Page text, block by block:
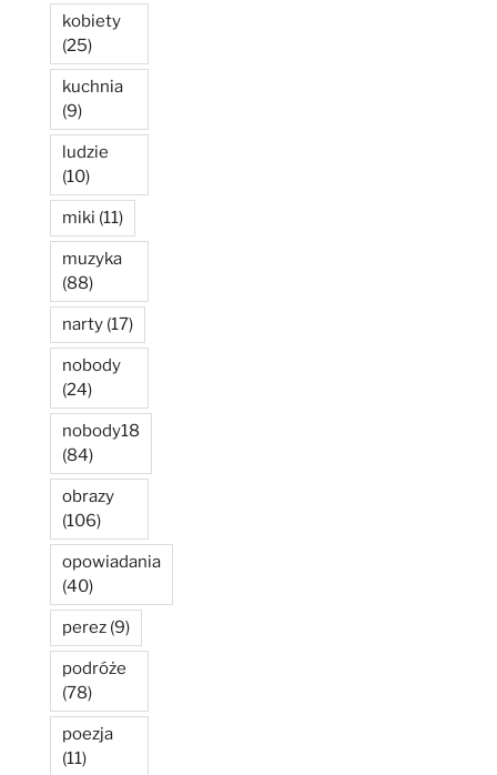
kobiety
(25)
kuchnia
(9)
ludzie
(10)
miki (11)
muzyka
(88)
narty (17)
nobody
(24)
nobody18
(84)
obrazy
(106)
opowiadania
(40)
perez (9)
podróże
(78)
poezja
(11)